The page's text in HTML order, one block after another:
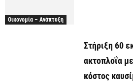
Οικονομία – Ανάπτυξη
Στήριξη 60
ακτοπλοΐα
κόστος